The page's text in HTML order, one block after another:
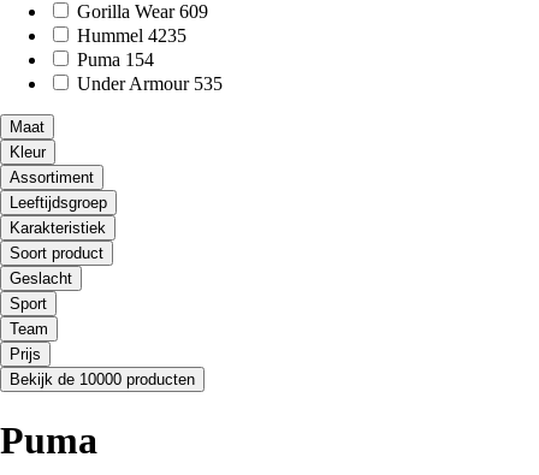
Gorilla Wear 609
Hummel 4235
Puma 154
Under Armour 535
Maat
Kleur
Assortiment
Leeftijdsgroep
Karakteristiek
Soort product
Geslacht
Sport
Team
Prijs
Bekijk de 10000 producten
Puma